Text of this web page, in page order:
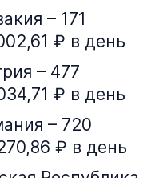
– 171
₽ в день
– 477
₽ в день
– 720
₽ в день